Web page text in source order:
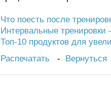
Что поесть после
Интервальные тренировки
Топ-10 продуктов для
Распечатать
- Вернуться